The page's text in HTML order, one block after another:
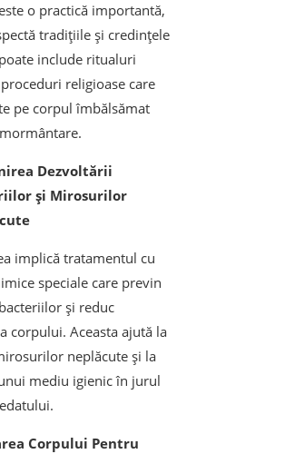
o practică importantă,
tradițiile și credințele
include ritualuri
religioase care
pe corpul îmbălsămat
Dezvoltării
și Mirosurilor
implică tratamentul cu
speciale care previn
și reduc
corpului. Aceasta ajută la
neplăcute și la
mediu igienic în jurul
Corpului Pentru